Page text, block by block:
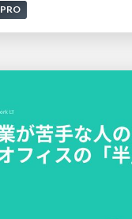
PRO